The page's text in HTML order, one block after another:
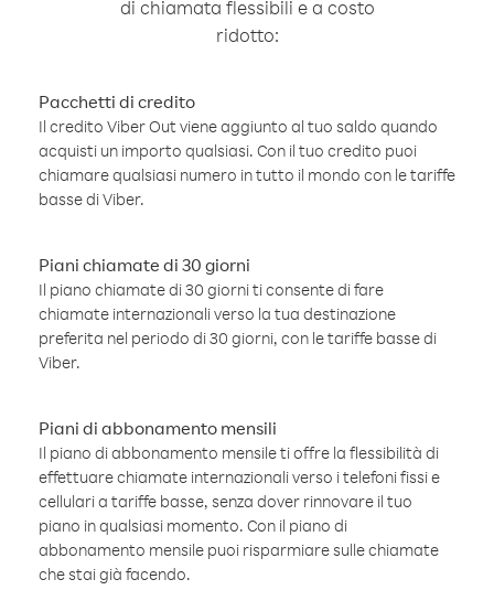
di chiamata flessibili e a costo
ridotto:
Pacchetti di credito
Il credito Viber Out viene aggiunto al tuo saldo quando
acquisti un importo qualsiasi. Con il tuo credito puoi
chiamare qualsiasi numero in tutto il mondo con le tariffe
basse di Viber.
Piani chiamate di 30 giorni
Il piano chiamate di 30 giorni ti consente di fare
chiamate internazionali verso la tua destinazione
preferita nel periodo di 30 giorni, con le tariffe basse di
Viber.
Piani di abbonamento mensili
Il piano di abbonamento mensile ti offre la flessibilità di
effettuare chiamate internazionali verso i telefoni fissi e
cellulari a tariffe basse, senza dover rinnovare il tuo
piano in qualsiasi momento. Con il piano di
abbonamento mensile puoi risparmiare sulle chiamate
che stai già facendo.